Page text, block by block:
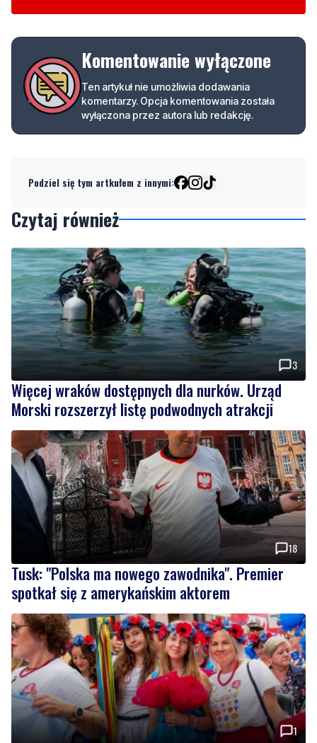
Komentowanie wyłączone
Ten artykuł nie umożliwia dodawania
komentarzy. Opcja komentowania została
wyłączona przez autora lub redakcję.
Podziel się tym artkułem z innymi:
Czytaj również
3
Więcej wraków dostępnych dla nurków. Urząd
Morski rozszerzył listę podwodnych atrakcji
18
Tusk: "Polska ma nowego zawodnika". Premier
spotkał się z amerykańskim aktorem
1